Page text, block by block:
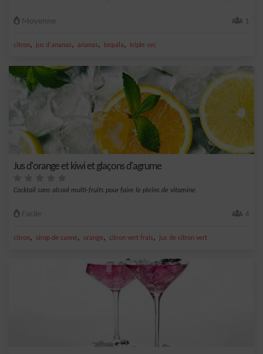
Moyenne 1
citron, jus d'ananas, ananas, tequila, triple sec
Jus d'orange et kiwi et glaçons d'agrume
Cocktail sans alcool multi-fruits pour faire le pleins de vitamine.
Facile 4
citron, sirop de canne, orange, citron vert frais, jus de citron vert